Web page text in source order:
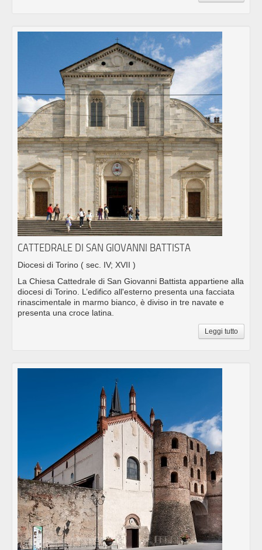
CATTEDRALE DI SAN GIOVANNI BATTISTA
Diocesi di Torino ( sec. IV; XVII )
La Chiesa Cattedrale di San Giovanni Battista appartiene alla
diocesi di Torino. L’edifico all'esterno presenta una facciata
rinascimentale in marmo bianco, è diviso in tre navate e
presenta una croce latina.
Leggi tutto